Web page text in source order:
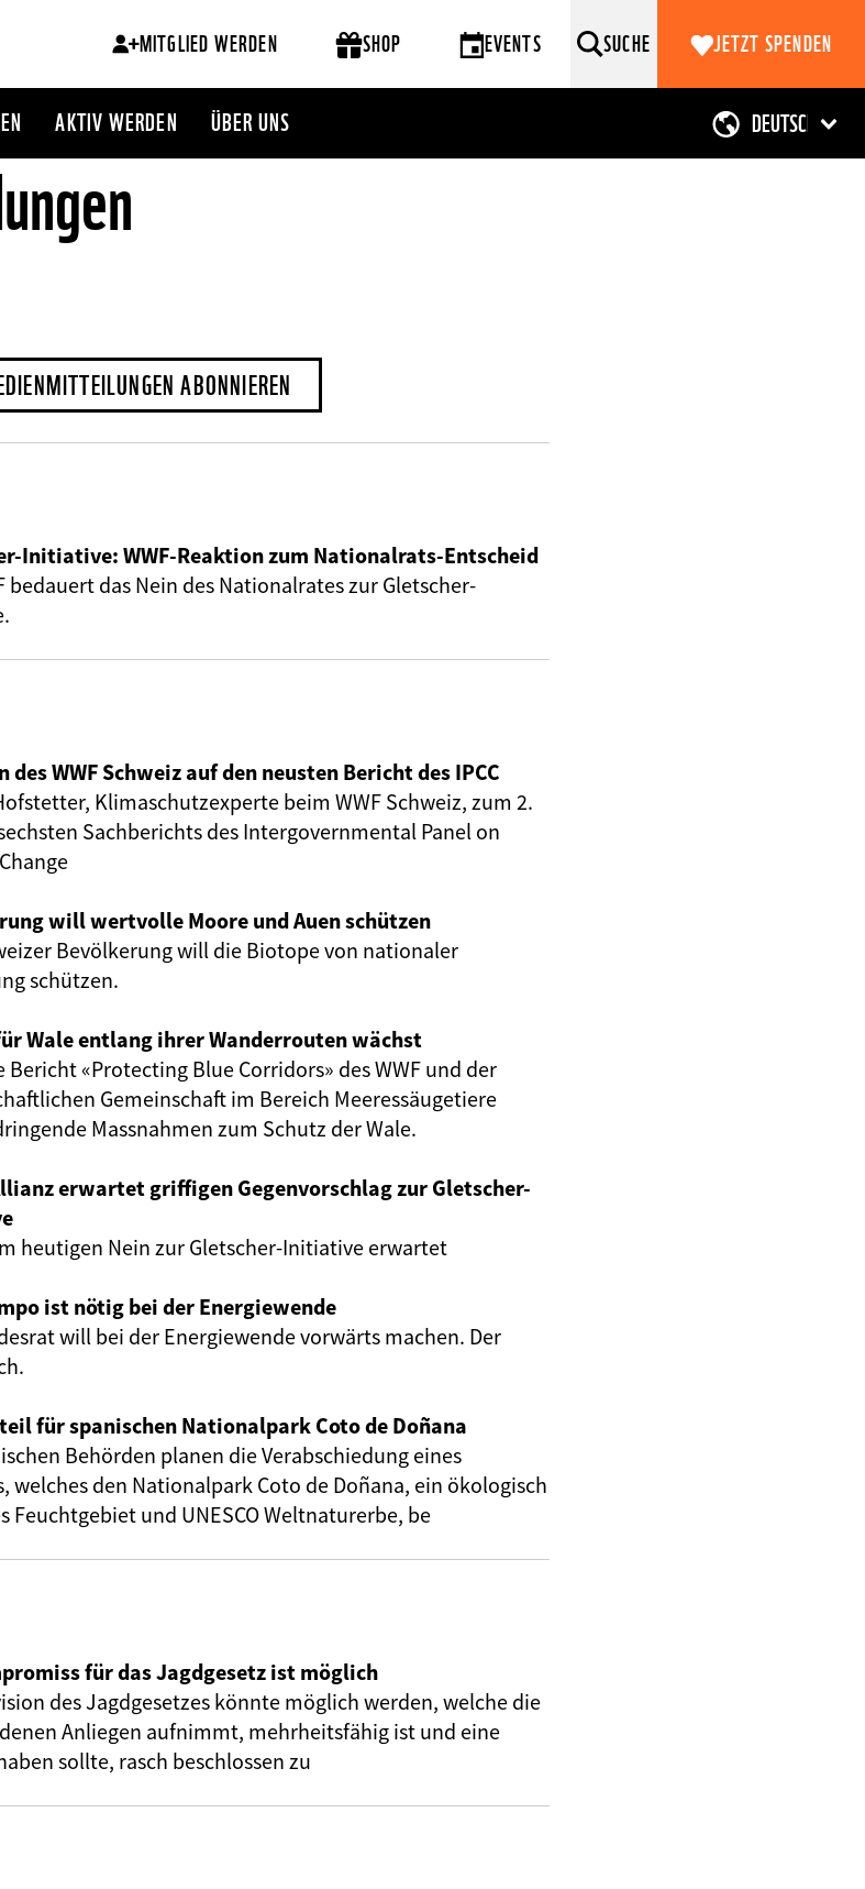
MITGLIED WERDEN SHOP EVENTS SUCHE JETZT SPENDEN
AKTIV WERDEN ÜBER UNS
ABONNIEREN
Initiative: WWF-Reaktion zum Nationalrats-Entscheid
bedauert das Nein des Nationalrates zur Gletscher-
des WWF Schweiz auf den neusten Bericht des IPCC
Klimaschutzexperte beim WWF Schweiz, zum 2.
Sachberichts des Intergovernmental Panel on
will wertvolle Moore und Auen schützen
Bevölkerung will die Biotope von nationaler
schützen.
Wale entlang ihrer Wanderrouten wächst
Bericht «Protecting Blue Corridors» des WWF und der
Gemeinschaft im Bereich Meeressäugetiere
Massnahmen zum Schutz der Wale.
erwartet griffigen Gegenvorschlag zur Gletscher-
heutigen Nein zur Gletscher-Initiative erwartet
ist nötig bei der Energiewende
will bei der Energiewende vorwärts machen. Der
für spanischen Nationalpark Coto de Doñana
Behörden planen die Verabschiedung eines
welches den Nationalpark Coto de Doñana, ein ökologisch
Feuchtgebiet und UNESCO Weltnaturerbe, be
für das Jagdgesetz ist möglich
des Jagdgesetzes könnte möglich werden, welche die
Anliegen aufnimmt, mehrheitsfähig ist und eine
sollte, rasch beschlossen zu